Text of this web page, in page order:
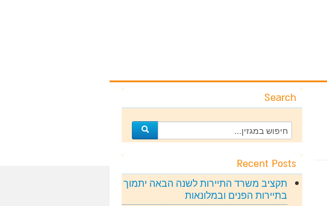
Search
Recent Posts
תקציב משרד התיירות לשנה הבאה יתמוך
בתיירות הפנים ובמלונאות